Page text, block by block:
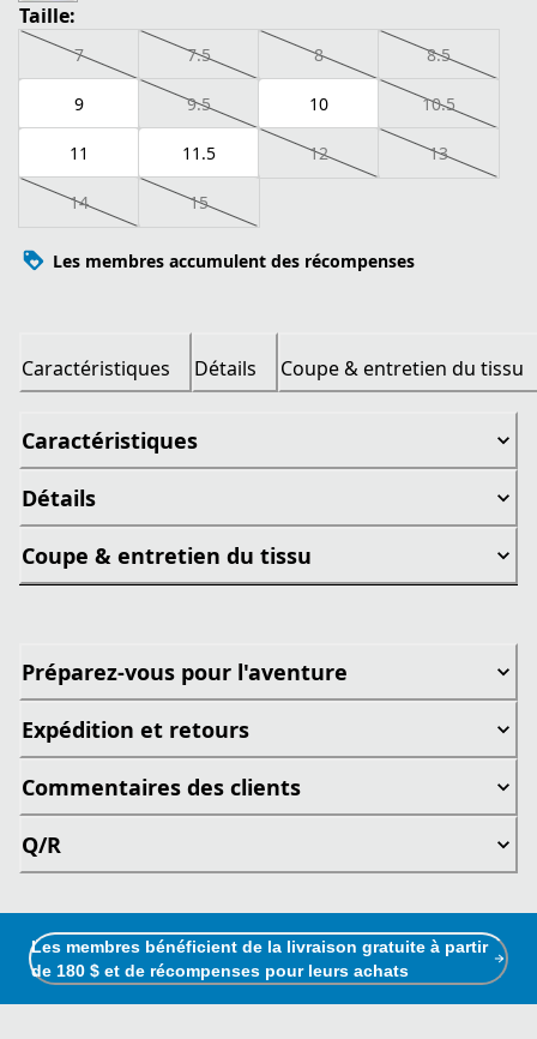
Taille:
7 7.5 8 8.5
9 9.5 10 10.5
11 11.5 12 13
14 15
Les membres accumulent des récompenses
Caractéristiques Détails Coupe & entretien du tissu
Caractéristiques
Détails
Coupe & entretien du tissu
Préparez-vous pour l'aventure
Expédition et retours
Commentaires des clients
Q/R
Les membres bénéficient de la livraison gratuite à partir
de 180 $ et de récompenses pour leurs achats